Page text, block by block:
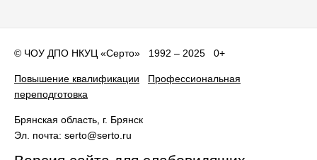
© ЧОУ ДПО НКУЦ «Серто» 1992 – 2025 0+
Повышение квалификации
Профессиональная
переподготовка
Брянская область , г. Брянск
Эл. почта: serto@serto.ru